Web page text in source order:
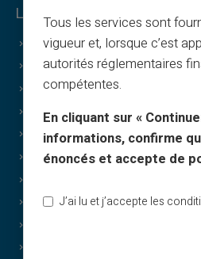
Legal y condiciones
Condiciones generales
Aviso legal
Política de privacidad
Condiciones de uso
Política de cookies
Preguntas frecuentes
Condiciones – programa de
Tous les services sont
vigueur et, lorsque c’est
autorités réglementaires
compétentes.
En cliquant sur «
informations, confirme
énoncés et accepte de
J’ai lu et j’accepte les